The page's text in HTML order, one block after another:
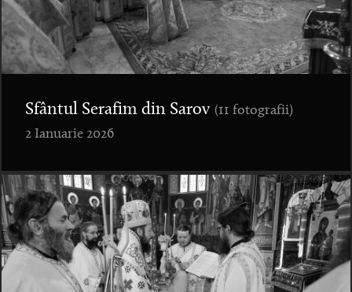
Sfântul Serafim din Sarov (11 fotografii)
2 Ianuarie 2026